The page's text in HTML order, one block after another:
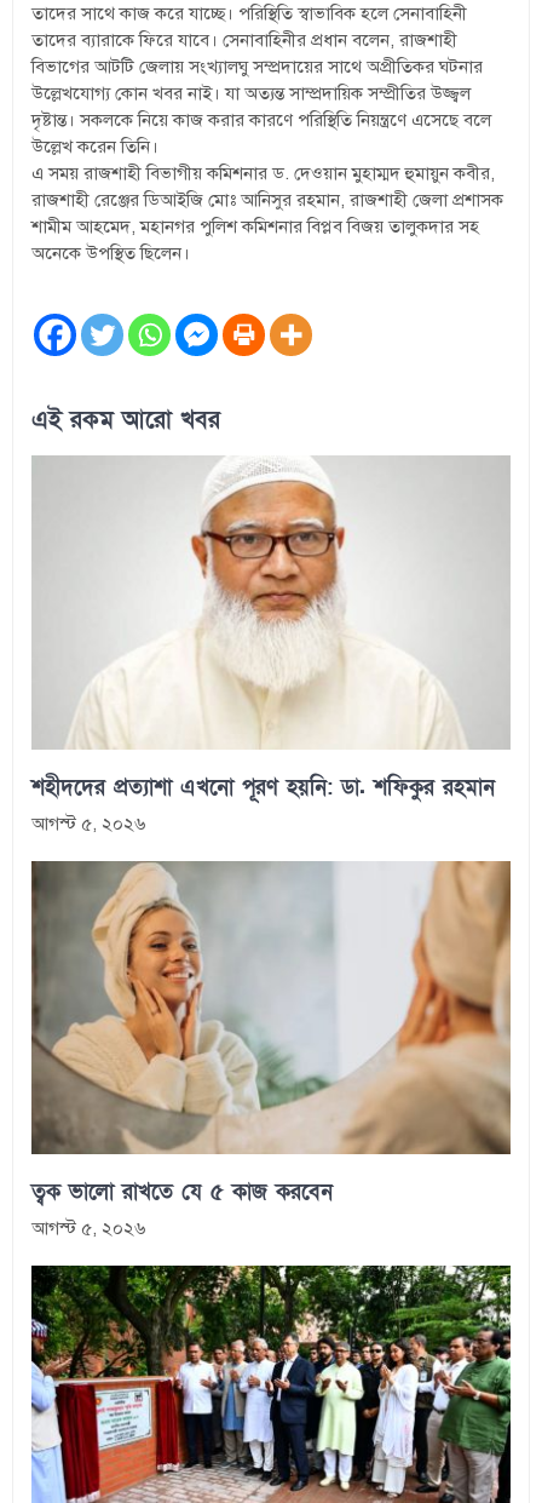
তাদের সাথে কাজ করে যাচ্ছে। পরিস্থিতি স্বাভাবিক হলে সেনাবাহিনী
তাদের ব্যারাকে ফিরে যাবে। সেনাবাহিনীর প্রধান বলেন, রাজশাহী
বিভাগের আটটি জেলায় সংখ্যালঘু সম্প্রদায়ের সাথে অপ্রীতিকর ঘটনার
উল্লেখযোগ্য কোন খবর নাই। যা অত্যন্ত সাম্প্রদায়িক সম্প্রীতির উজ্জ্বল
দৃষ্টান্ত। সকলকে নিয়ে কাজ করার কারণে পরিস্থিতি নিয়ন্ত্রণে এসেছে বলে
উল্লেখ করেন তিনি।
এ সময় রাজশাহী বিভাগীয় কমিশনার ড. দেওয়ান মুহাম্মদ হুমায়ুন কবীর,
রাজশাহী রেঞ্জের ডিআইজি মোঃ আনিসুর রহমান, রাজশাহী জেলা প্রশাসক
শামীম আহমেদ, মহানগর পুলিশ কমিশনার বিপ্লব বিজয় তালুকদার সহ
অনেকে উপস্থিত ছিলেন।
এই রকম আরো খবর
শহীদদের প্রত্যাশা এখনো পূরণ হয়নি: ডা. শফিকুর রহমান
আগস্ট ৫, ২০২৬
ত্বক ভালো রাখতে যে ৫ কাজ করবেন
আগস্ট ৫, ২০২৬